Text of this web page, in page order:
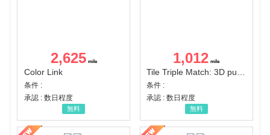
2,625
Color Link
条件 :
承認 : 数日程度
無料
1,012
Tile Triple Match: 3D puzzle
条件 :
承認 : 数日程度
無料